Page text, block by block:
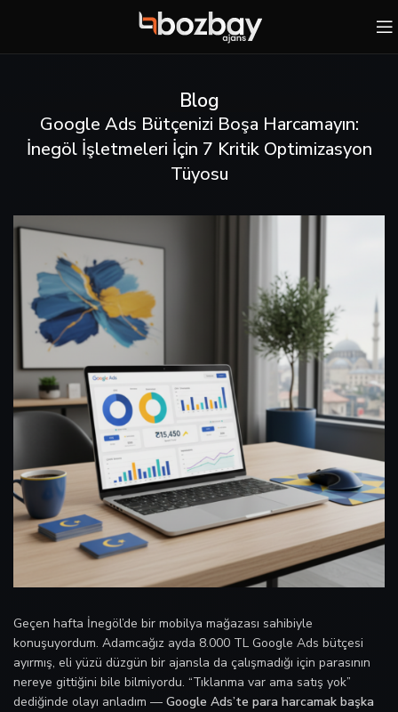
Blog
Google Ads Bütçenizi Boşa Harcamayın:
İnegöl İşletmeleri İçin 7 Kritik Optimizasyon
Tüyosu
Geçen hafta İnegöl’de bir mobilya mağazası sahibiyle
konuşuyordum. Adamcağız ayda 8.000 TL Google Ads bütçesi
ayırmış, eli yüzü düzgün bir ajansla da çalışmadığı için parasının
nereye gittiğini bile bilmiyordu. “Tıklanma var ama satış yok”
dediğinde olayı anladım — Google Ads’te para harcamak başka